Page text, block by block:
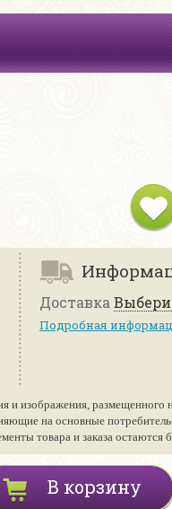
Доставка
Подробная
и изображения, размещенного
на основные
товара и заказа остаются
В корзину